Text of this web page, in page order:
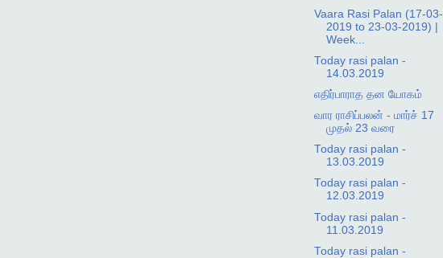
Vaara Rasi Palan (17-03-
2019 to 23-03-2019) |
Week...
Today rasi palan -
14.03.2019
எதிர்பாராத தன யோகம்
வார ராசிப்பலன் - மார்ச் 17
முதல் 23 வரை
Today rasi palan -
13.03.2019
Today rasi palan -
12.03.2019
Today rasi palan -
11.03.2019
Today rasi palan -